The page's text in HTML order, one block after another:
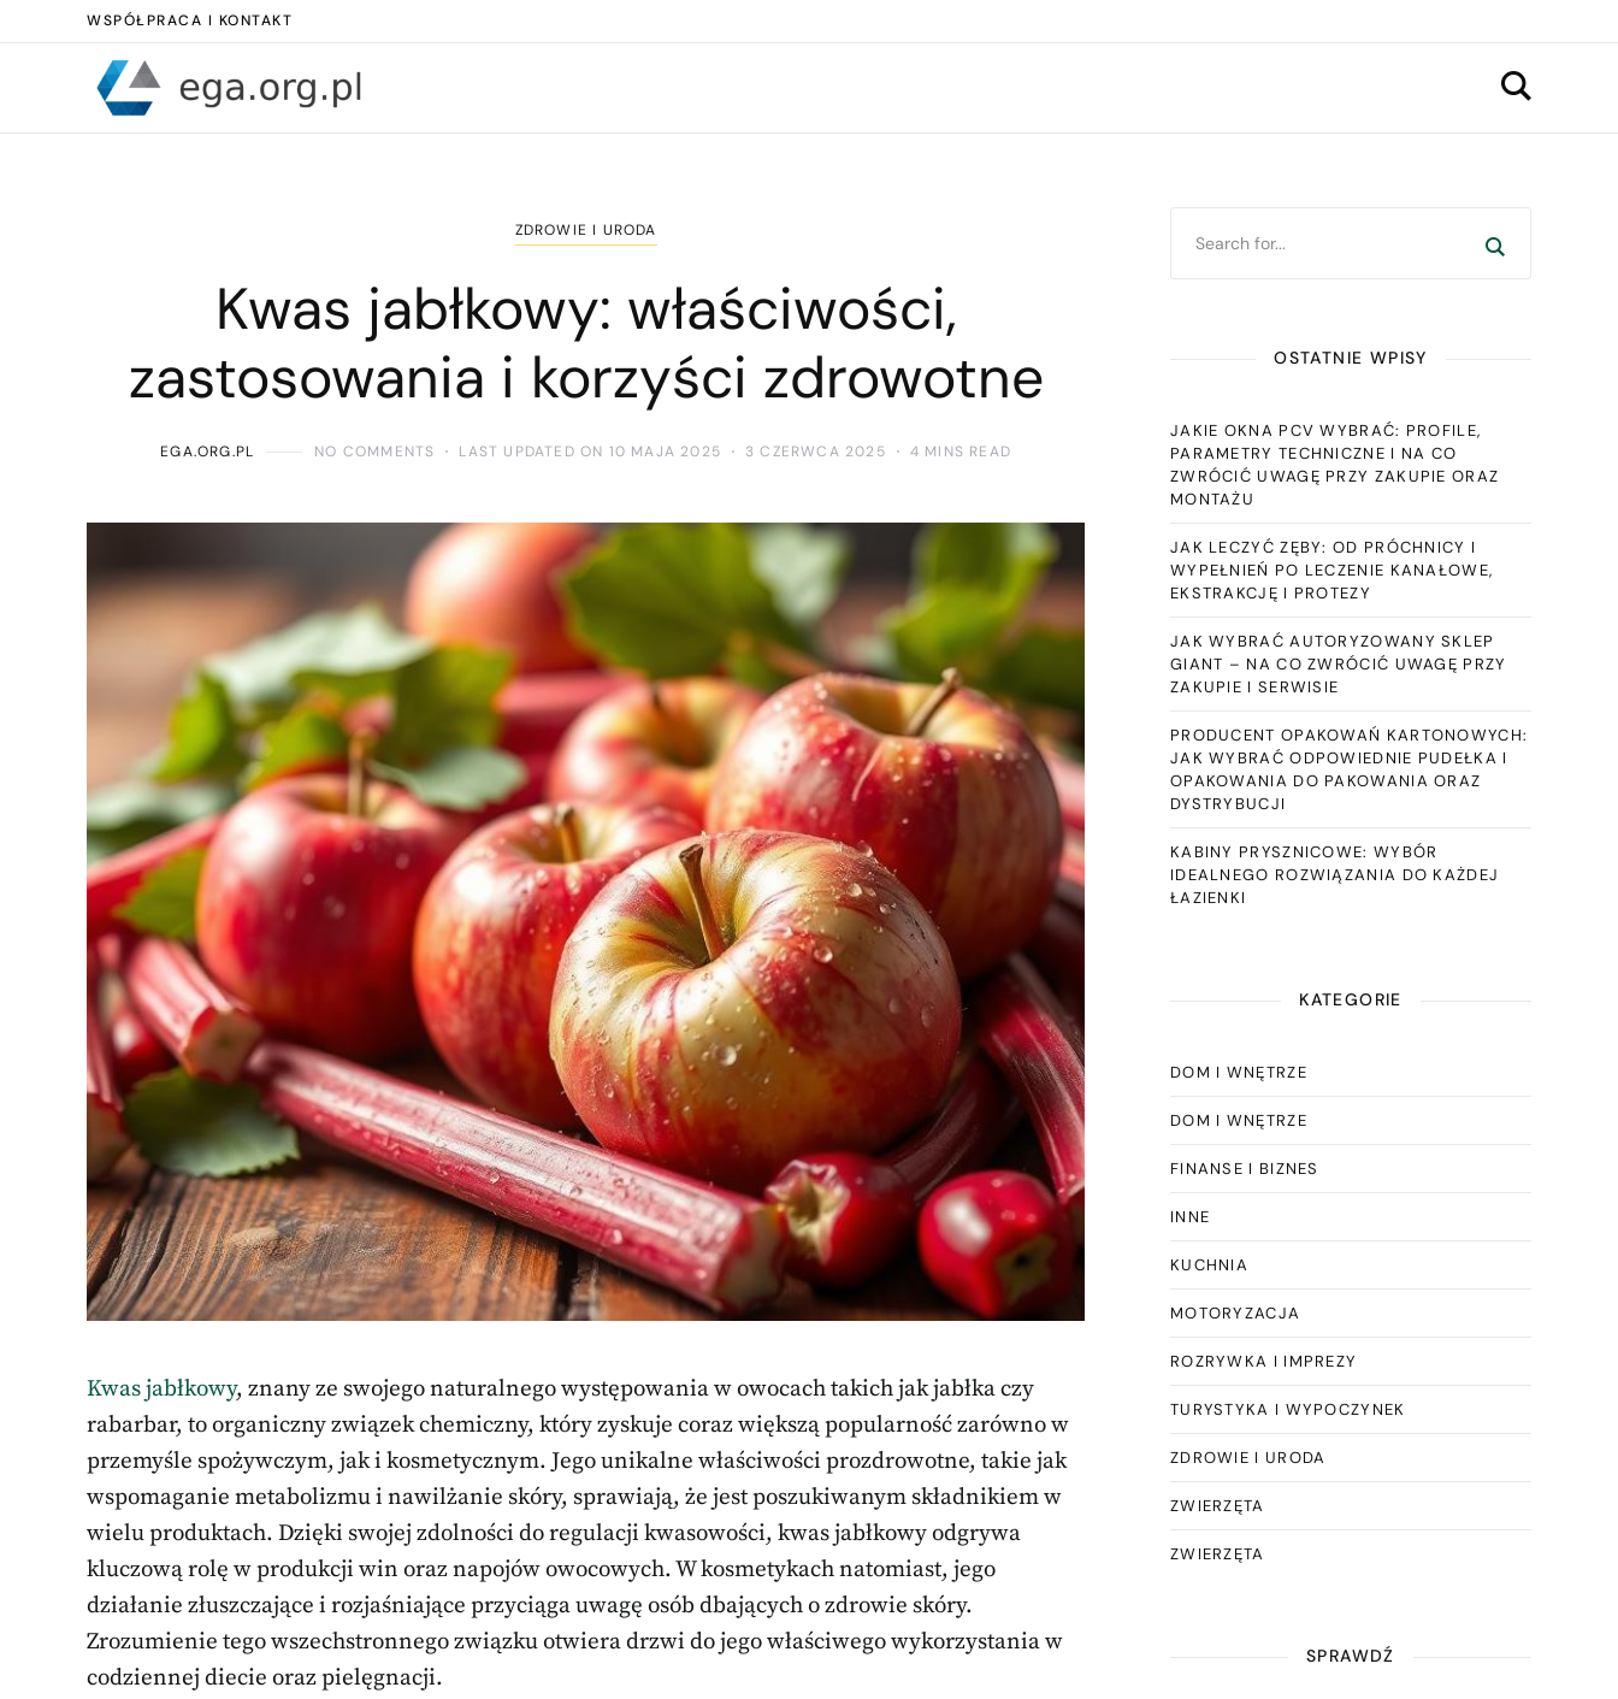
WSPÓŁPRACA I KONTAKT
ZDROWIE I URODA
Kwas jabłkowy: właściwości,
zastosowania i korzyści zdrowotne
EGA.ORG.PL NO COMMENTS LAST UPDATED ON 10 MAJA 2025 3 CZERWCA 2025 4 MINS READ
Kwas jabłkowy, znany ze swojego naturalnego występowania w owocach takich jak jabłka czy
rabarbar, to organiczny związek chemiczny, który zyskuje coraz większą popularność zarówno w
przemyśle spożywczym, jak i kosmetycznym. Jego unikalne właściwości prozdrowotne, takie jak
wspomaganie metabolizmu i nawilżanie skóry, sprawiają, że jest poszukiwanym składnikiem w
wielu produktach. Dzięki swojej zdolności do regulacji kwasowości, kwas jabłkowy odgrywa
kluczową rolę w produkcji win oraz napojów owocowych. W kosmetykach natomiast, jego
działanie złuszczające i rozjaśniające przyciąga uwagę osób dbających o zdrowie skóry.
Zrozumienie tego wszechstronnego związku otwiera drzwi do jego właściwego wykorzystania w
codziennej diecie oraz pielęgnacji.
OSTATNIE WPISY
JAKIE OKNA PCV WYBRAĆ: PROFILE,
PARAMETRY TECHNICZNE I NA CO
ZWRÓCIĆ UWAGĘ PRZY ZAKUPIE ORAZ
MONTAŻU
JAK LECZYĆ ZĘBY: OD PRÓCHNICY I
WYPEŁNIEŃ PO LECZENIE KANAŁOWE,
EKSTRAKCJĘ I PROTEZY
JAK WYBRAĆ AUTORYZOWANY SKLEP
GIANT – NA CO ZWRÓCIĆ UWAGĘ PRZY
ZAKUPIE I SERWISIE
PRODUCENT OPAKOWAŃ KARTONOWYCH:
JAK WYBRAĆ ODPOWIEDNIE PUDEŁKA I
OPAKOWANIA DO PAKOWANIA ORAZ
DYSTRYBUCJI
KABINY PRYSZNICOWE: WYBÓR
IDEALNEGO ROZWIĄZANIA DO KAŻDEJ
ŁAZIENKI
KATEGORIE
DOM I WNĘTRZE
DOM I WNĘTRZE
FINANSE I BIZNES
INNE
KUCHNIA
MOTORYZACJA
ROZRYWKA I IMPREZY
TURYSTYKA I WYPOCZYNEK
ZDROWIE I URODA
ZWIERZĘTA
ZWIERZĘTA
SPRAWDŹ